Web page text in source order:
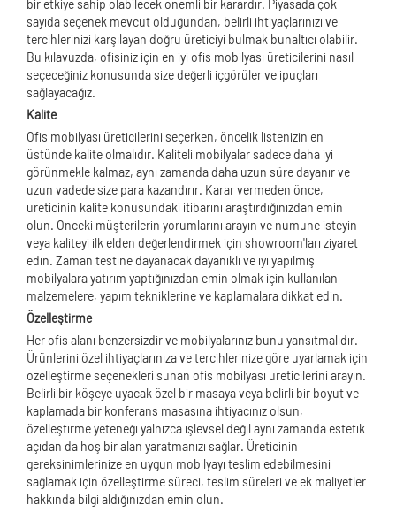
bir etkiye sahip olabilecek önemli bir karardır. Piyasada çok
sayıda seçenek mevcut olduğundan, belirli ihtiyaçlarınızı ve
tercihlerinizi karşılayan doğru üreticiyi bulmak bunaltıcı olabilir.
Bu kılavuzda, ofisiniz için en iyi ofis mobilyası üreticilerini nasıl
seçeceğiniz konusunda size değerli içgörüler ve ipuçları
sağlayacağız.
Kalite
Ofis mobilyası üreticilerini seçerken, öncelik listenizin en
üstünde kalite olmalıdır. Kaliteli mobilyalar sadece daha iyi
görünmekle kalmaz, aynı zamanda daha uzun süre dayanır ve
uzun vadede size para kazandırır. Karar vermeden önce,
üreticinin kalite konusundaki itibarını araştırdığınızdan emin
olun. Önceki müşterilerin yorumlarını arayın ve numune isteyin
veya kaliteyi ilk elden değerlendirmek için showroom'ları ziyaret
edin. Zaman testine dayanacak dayanıklı ve iyi yapılmış
mobilyalara yatırım yaptığınızdan emin olmak için kullanılan
malzemelere, yapım tekniklerine ve kaplamalara dikkat edin.
Özelleştirme
Her ofis alanı benzersizdir ve mobilyalarınız bunu yansıtmalıdır.
Ürünlerini özel ihtiyaçlarınıza ve tercihlerinize göre uyarlamak için
özelleştirme seçenekleri sunan ofis mobilyası üreticilerini arayın.
Belirli bir köşeye uyacak özel bir masaya veya belirli bir boyut ve
kaplamada bir konferans masasına ihtiyacınız olsun,
özelleştirme yeteneği yalnızca işlevsel değil aynı zamanda estetik
açıdan da hoş bir alan yaratmanızı sağlar. Üreticinin
gereksinimlerinize en uygun mobilyayı teslim edebilmesini
sağlamak için özelleştirme süreci, teslim süreleri ve ek maliyetler
hakkında bilgi aldığınızdan emin olun.